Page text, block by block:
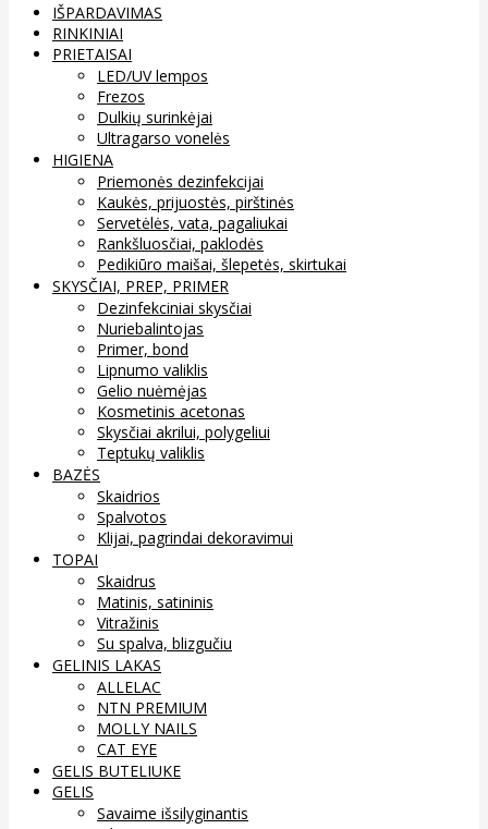
IŠPARDAVIMAS
RINKINIAI
PRIETAISAI
LED/UV lempos
Frezos
Dulkių surinkėjai
Ultragarso vonelės
HIGIENA
Priemonės dezinfekcijai
Kaukės, prijuostės, pirštinės
Servetėlės, vata, pagaliukai
Rankšluosčiai, paklodės
Pedikiūro maišai, šlepetės, skirtukai
SKYSČIAI, PREP, PRIMER
Dezinfekciniai skysčiai
Nuriebalintojas
Primer, bond
Lipnumo valiklis
Gelio nuėmėjas
Kosmetinis acetonas
Skysčiai akrilui, polygeliui
Teptukų valiklis
BAZĖS
Skaidrios
Spalvotos
Klijai, pagrindai dekoravimui
TOPAI
Skaidrus
Matinis, satininis
Vitražinis
Su spalva, blizgučiu
GELINIS LAKAS
ALLELAC
NTN PREMIUM
MOLLY NAILS
CAT EYE
GELIS BUTELIUKE
GELIS
Savaime išsilyginantis